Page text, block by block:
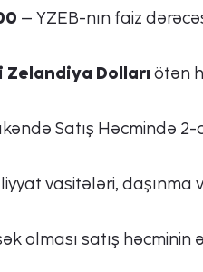
– YZEB-nın faiz
Zelandiya Dolları ötən
Satış Həcmində
vasitələri, daşınma
olması satış həcminin